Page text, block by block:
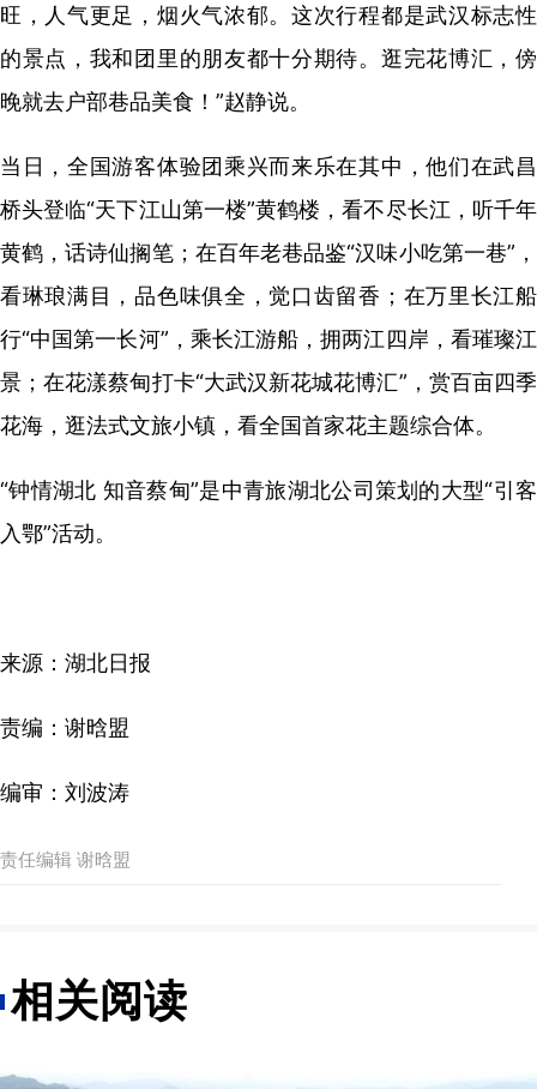
旺，人气更足，烟火气浓郁。这次行程都是武汉标志性
的景点，我和团里的朋友都十分期待。逛完花博汇，傍
晚就去户部巷品美食！”赵静说。
当日，全国游客体验团乘兴而来乐在其中，他们在武昌
桥头登临“天下江山第一楼”黄鹤楼，看不尽长江，听千年
黄鹤，话诗仙搁笔；在百年老巷品鉴“汉味小吃第一巷”，
看琳琅满目，品色味俱全，觉口齿留香；在万里长江船
行“中国第一长河”，乘长江游船，拥两江四岸，看璀璨江
景；在花漾蔡甸打卡“大武汉新花城花博汇”，赏百亩四季
花海，逛法式文旅小镇，看全国首家花主题综合体。
“钟情湖北 知音蔡甸”是中青旅湖北公司策划的大型“引客
入鄂”活动。
来源：湖北日报
责编：谢晗盟
编审：刘波涛
责任编辑 谢晗盟
相关阅读